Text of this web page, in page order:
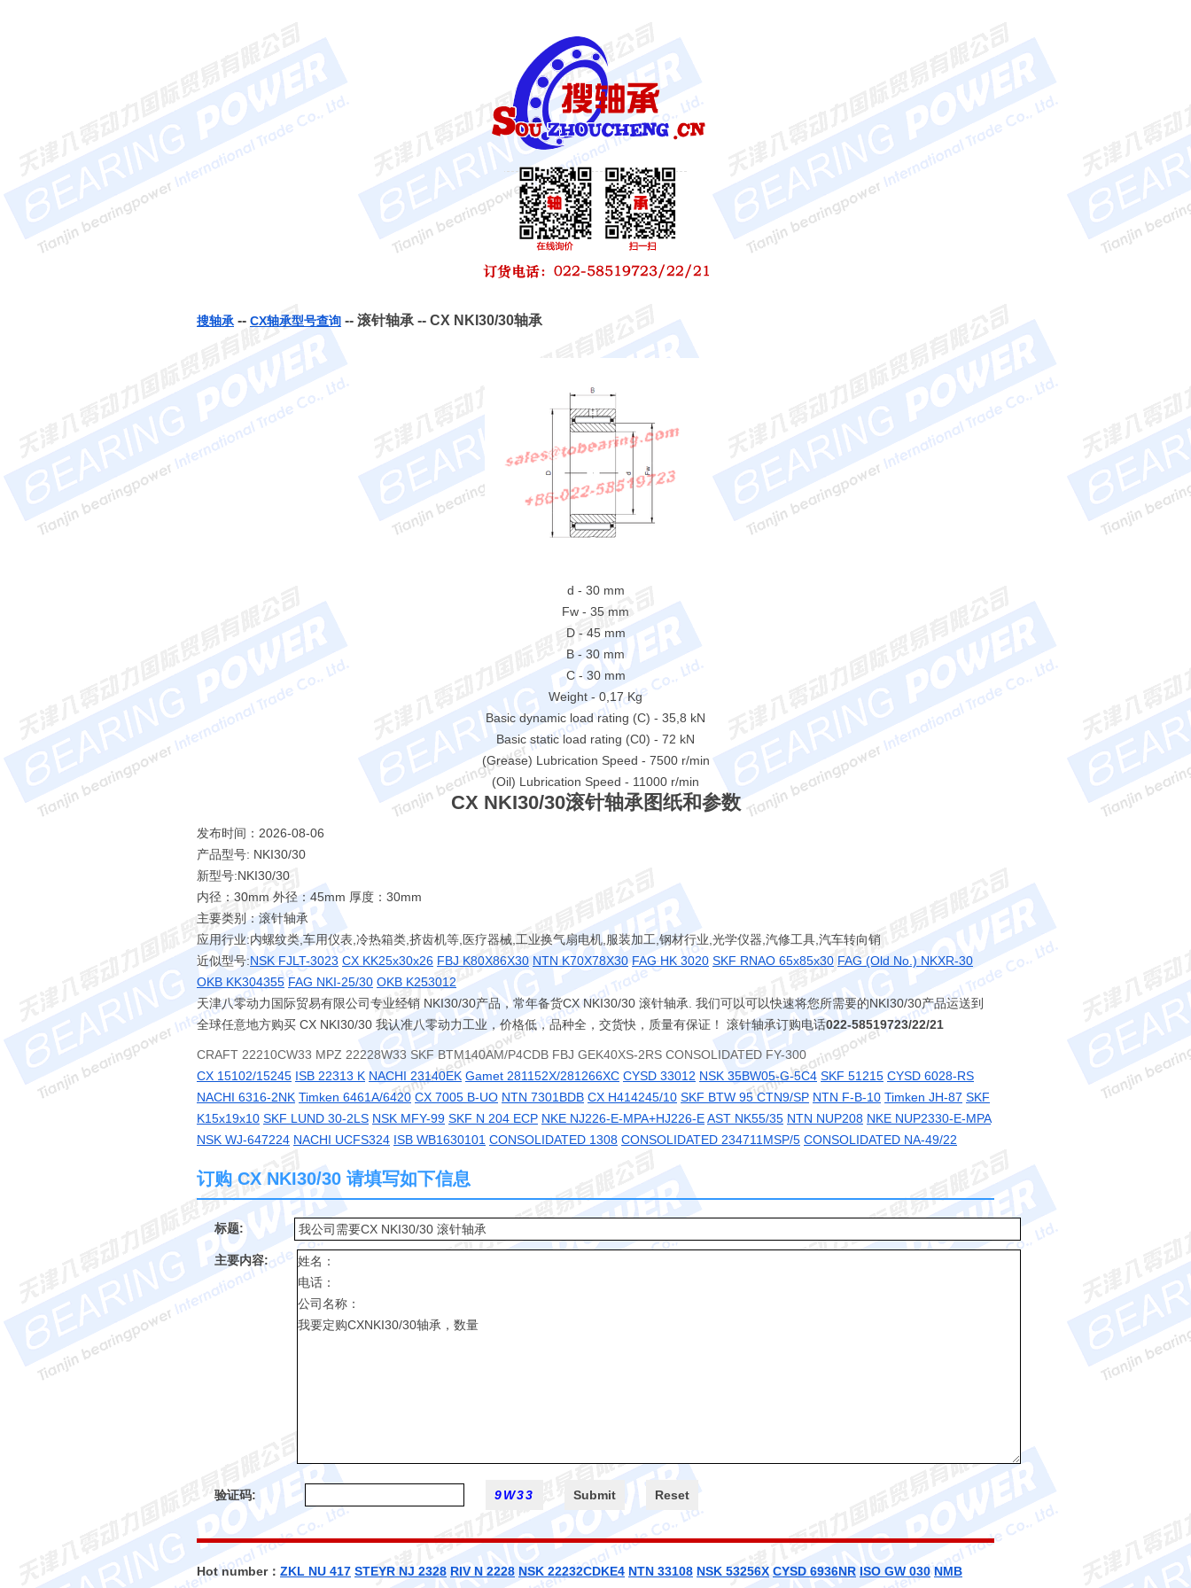
搜轴承 -- CX轴承型号查询 -- 滚针轴承 -- CX NKI30/30轴承
d - 30 mm
Fw - 35 mm
D - 45 mm
B - 30 mm
C - 30 mm
Weight - 0,17 Kg
Basic dynamic load rating (C) - 35,8 kN
Basic static load rating (C0) - 72 kN
(Grease) Lubrication Speed - 7500 r/min
(Oil) Lubrication Speed - 11000 r/min
CX NKI30/30滚针轴承图纸和参数
发布时间：2026-08-06
产品型号: NKI30/30
新型号:NKI30/30
内径：30mm 外径：45mm 厚度：30mm
主要类别：滚针轴承
应用行业:内螺纹类,车用仪表,冷热箱类,挤齿机等,医疗器械,工业换气扇电机,服装加工,钢材行业,光学仪器,汽修工具,汽车转向销
近似型号:NSK FJLT-3023 CX KK25x30x26 FBJ K80X86X30 NTN K70X78X30 FAG HK 3020 SKF RNAO 65x85x30 FAG (Old No.) NKXR-30
OKB KK304355 FAG NKI-25/30 OKB K253012
天津八零动力国际贸易有限公司专业经销 NKI30/30产品，常年备货CX NKI30/30 滚针轴承. 我们可以可以快速将您所需要的NKI30/30产品运送到
全球任意地方购买 CX NKI30/30 我认准八零动力工业，价格低，品种全，交货快，质量有保证！ 滚针轴承订购电话022-58519723/22/21
CRAFT 22210CW33 MPZ 22228W33 SKF BTM140AM/P4CDB FBJ GEK40XS-2RS CONSOLIDATED FY-300
CX 15102/15245 ISB 22313 K NACHI 23140EK Gamet 281152X/281266XC CYSD 33012 NSK 35BW05-G-5C4 SKF 51215 CYSD 6028-RS
NACHI 6316-2NK Timken 6461A/6420 CX 7005 B-UO NTN 7301BDB CX H414245/10 SKF BTW 95 CTN9/SP NTN F-B-10 Timken JH-87 SKF
K15x19x10 SKF LUND 30-2LS NSK MFY-99 SKF N 204 ECP NKE NJ226-E-MPA+HJ226-EAST NK55/35 NTN NUP208 NKE NUP2330-E-MPA
NSK WJ-647224 NACHI UCFS324 ISB WB1630101 CONSOLIDATED 1308 CONSOLIDATED 234711MSP/5 CONSOLIDATED NA-49/22
订购 CX NKI30/30 请填写如下信息
标题:
主要内容:
验证码:
Hot number： ZKL NU 417 STEYR NJ 2328 RIV N 2228 NSK 22232CDKE4 NTN 33108 NSK 53256X CYSD 6936NR ISO GW 030 NMB